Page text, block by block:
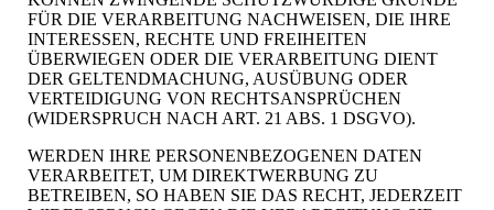
FÜR DIE VERARBEITUNG NACHWEISEN, DIE IHRE
INTERESSEN, RECHTE UND FREIHEITEN
ÜBERWIEGEN ODER DIE VERARBEITUNG DIENT
DER GELTENDMACHUNG, AUSÜBUNG ODER
VERTEIDIGUNG VON RECHTSANSPRÜCHEN
(WIDERSPRUCH NACH ART. 21 ABS. 1 DSGVO).
WERDEN IHRE PERSONENBEZOGENEN DATEN
VERARBEITET, UM DIREKTWERBUNG ZU
BETREIBEN, SO HABEN SIE DAS RECHT, JEDERZEIT